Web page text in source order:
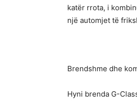
katër rrota, i
një automjet të
Brendshme dhe
Hyni brenda G-